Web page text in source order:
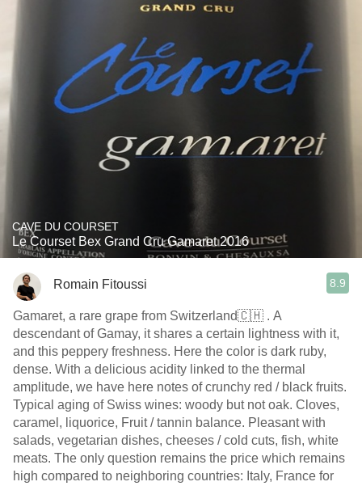
CAVE DU COURSET
Le Courset Bex Grand Cru Gamaret 2016
Romain Fitoussi 8.9
Gamaret, a rare grape from Switzerland🇨🇭 . A
descendant of Gamay, it shares a certain lightness with it,
and this peppery freshness. Here the color is dark ruby,
dense. With a delicious acidity linked to the thermal
amplitude, we have here notes of crunchy red / black fruits.
Typical aging of Swiss wines: woody but not oak. Cloves,
caramel, liquorice, Fruit / tannin balance. Pleasant with
salads, vegetarian dishes, cheeses / cold cuts, fish, white
meats. The only question remains the price which remains
high compared to neighboring countries: Italy, France for